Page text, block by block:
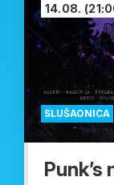
SLUŠAONICA
14.08.